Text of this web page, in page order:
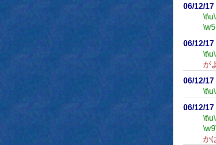
06/12/17
\t\u
\w5
06/12/17
\t\u
が
06/12/17
\t\u
06/12/17
\t\u
\w9
か